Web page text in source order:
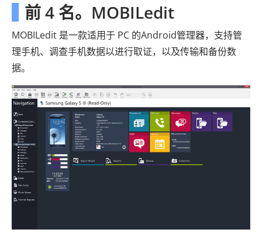
前 4 名。MOBILedit
MOBILedit 是一款适用于 PC 的Android管理器，支持管
理手机、调查手机数据以进行取证，以及传输和备份数
据。